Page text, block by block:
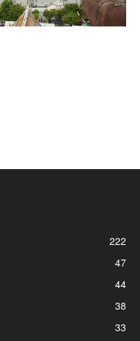
222
47
44
38
33